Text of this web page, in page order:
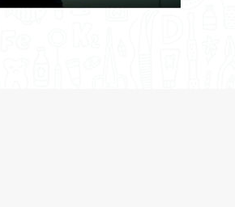
Mute Settings
Enter